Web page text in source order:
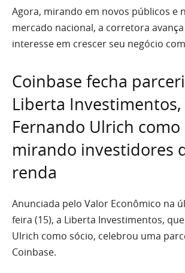
Agora, mirando em novos públicos e
mercado nacional, a corretora
interesse em crescer seu negócio
Coinbase fecha
Liberta
Fernando Ulrich como
mirando investidores
renda
Anunciada pelo Valor Econômico na
feira (15), a Liberta Investimentos,
Ulrich como sócio, celebrou uma
Coinbase.